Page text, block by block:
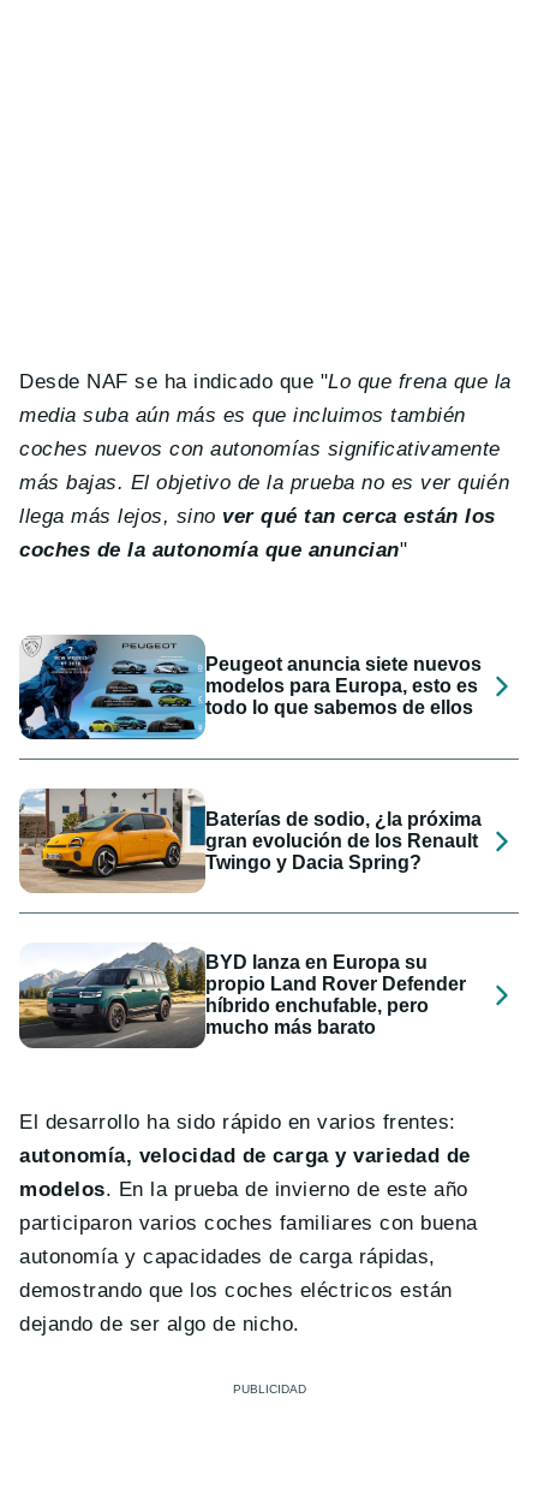
Desde NAF se ha indicado que "Lo que frena que la
media suba aún más es que incluimos también
coches nuevos con autonomías significativamente
más bajas. El objetivo de la prueba no es ver quién
llega más lejos, sino ver qué tan cerca están los
coches de la autonomía que anuncian"
Peugeot anuncia siete nuevos
modelos para Europa, esto es
todo lo que sabemos de ellos
Baterías de sodio, ¿la próxima
gran evolución de los Renault
Twingo y Dacia Spring?
BYD lanza en Europa su
propio Land Rover Defender
híbrido enchufable, pero
mucho más barato
El desarrollo ha sido rápido en varios frentes:
autonomía, velocidad de carga y variedad de
modelos. En la prueba de invierno de este año
participaron varios coches familiares con buena
autonomía y capacidades de carga rápidas,
demostrando que los coches eléctricos están
dejando de ser algo de nicho.